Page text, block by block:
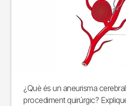
¿Què és un aneurisma
procediment quirúrgic?